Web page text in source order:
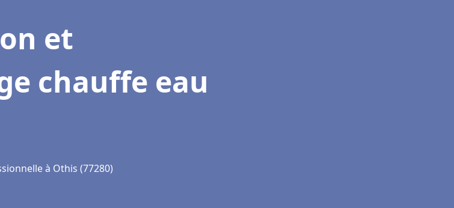
et
chauffe eau
à Othis (77280)